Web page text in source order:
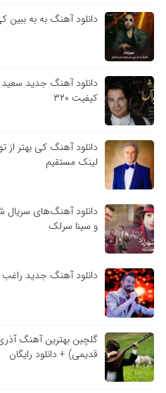
دانلود آهنگ به به ببین
دانلود آهنگ جدید
کیفیت ۳۲۰
دانلود آهنگ کی بهتر از
لینک مستقیم
دانلود آهنگ‌های سریال
و سینا سرلک
دانلود آهنگ جدید راغب
گلچین بهترین آهنگ
قدیمی) + دانلود رایگان